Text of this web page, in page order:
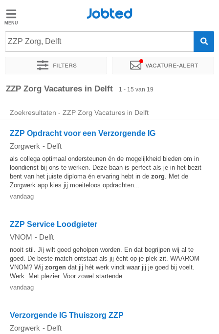
Jobted
Vacatures
Salarissen
Jobted
ZZP Zorg, Delft
Filters Vacature-alert
Sorteer op Exacte locatie Bedrijf Uitzendbureau
ZZP Zorg Vacatures in Delft 1 - 15 van 19
Zoekresultaten - ZZP Zorg Vacatures in Delft
ZZP Opdracht voor een Verzorgende IG
Zorgwerk - Delft
als collega optimaal ondersteunen én de mogelijkheid bieden om in
loondienst bij ons te werken. Deze baan is perfect als je in het bezit
bent van het juiste diploma én ervaring hebt in de zorg. Met de
Zorgwerk app kies jij moeiteloos opdrachten...
vandaag
ZZP Service Loodgieter
VNOM - Delft
nooit stil. Jij wilt goed geholpen worden. En dat begrijpen wij al te
goed. De beste match ontstaat als jij écht op je plek zit. WAAROM
VNOM? Wij zorgen dat jij hét werk vindt waar jij je goed bij voelt.
Werk. Met plezier. Voor zowel startende...
vandaag
Verzorgende IG Thuiszorg ZZP
Zorgwerk - Delft